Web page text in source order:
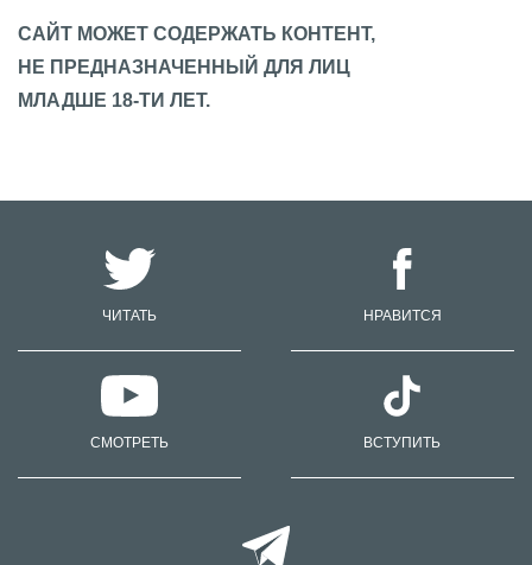
САЙТ МОЖЕТ СОДЕРЖАТЬ КОНТЕНТ,
НЕ ПРЕДНАЗНАЧЕННЫЙ ДЛЯ ЛИЦ
МЛАДШЕ 18-ТИ ЛЕТ.
ЧИТАТЬ НРАВИТСЯ
СМОТРЕТЬ ВСТУПИТЬ